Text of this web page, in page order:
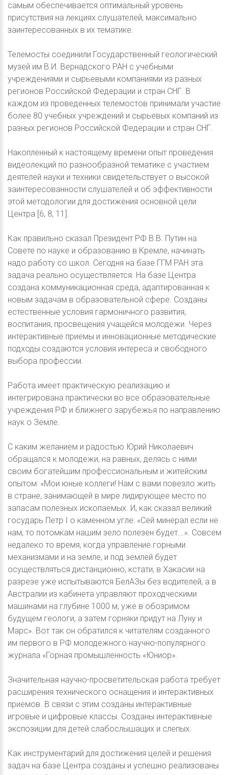
самым обеспечивается оптимальный уровень
присутствия на лекциях слушателей, максимально
заинтересованных в их тематике.
Телемосты соединили Государственный геологический
музей им В.И. Вернадского РАН с учебными
учреждениями и сырьевыми компаниями из разных
регионов Российской Федерации и стран СНГ. В
каждом из проведенных телемостов принимали участие
более 80 учебных учреждений и сырьевых компаний из
разных регионов Российской Федерации и стран СНГ.
Накопленный к настоящему времени опыт проведения
видеолекций по разнообразной тематике с участием
деятелей науки и техники свидетельствует о высокой
заинтересованности слушателей и об эффективности
этой методологии для достижения основной цели
Центра [6, 8, 11].
Как правильно сказал Президент РФ В.В. Путин на
Совете по науке и образованию в Кремле, начинать
надо работу со школ. Сегодня на базе ГГМ РАН эта
задача реально осуществляется. На базе Центра
создана коммуникационная среда, адаптированная к
новым задачам в образовательной сфере. Созданы
естественные условия гармоничного развития,
воспитания, просвещения учащейся молодежи. Через
интерактивные приемы и инновационные методические
подходы создаются условия интереса и свободного
выбора профессии.
Работа имеет практическую реализацию и
интегрирована практически во все образовательные
учреждения РФ и ближнего зарубежья по направлению
наук о Земле.
С каким желанием и радостью Юрий Николаевич
обращался к молодежи, на равных, делясь с ними
своим богатейшим профессиональным и житейским
опытом: «Мои юные коллеги! Нам с вами повезло жить
в стране, занимающей в мире лидирующее место по
запасам полезных ископаемых. И, как сказал великий
государь Петр I о каменном угле: «Сей минерал если не
нам, то потомкам нашим зело полезен будет...». Совсем
недалеко то время, когда управление горными
механизмами и на земле, и под землей будет
осуществляться дистанционно, кстати, в Хакасии на
разрезе уже испытываются БелАЗы без водителей, а в
Австралии из кабинета управляют проходческими
машинами на глубине 1000 м, уже в обозримом
будущем геологи, а затем горняки придут на Луну и
Марс». Вот так он обратился к читателям созданного
им первого в РФ молодежного научно-популярного
журнала «Горная промышленность «Юниор».
Значительная научно-просветительская работа требует
расширения технического оснащения и интерактивных
приемов. В связи с этим созданы интерактивные
игровые и цифровые классы. Созданы интерактивные
экспозиции для детей слабослышащих и слепых.
Как инструментарий для достижения целей и решения
задач на базе Центра созданы и успешно реализованы